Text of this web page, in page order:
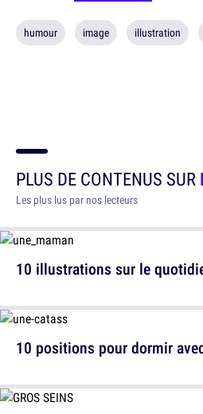
humour image illustration
PLUS DE CONTENUS SUR
Les plus lus par nos lecteurs
10 illustrations sur le
10 positions pour dormir